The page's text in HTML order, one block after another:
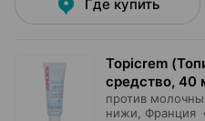
Где купить
Topicrem
средство, 40
против
нижи , Франция